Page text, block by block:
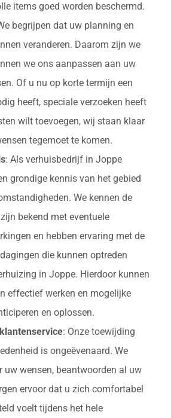
items goed worden beschermd.
begrijpen dat uw planning en
veranderen. Daarom zijn we
we ons aanpassen aan uw
Of u nu op korte termijn een
heeft, speciale verzoeken heeft
wilt toevoegen, wij staan klaar
tegemoet te komen.
: Als verhuisbedrijf in Joppe
grondige kennis van het gebied
We kennen de
bekend met eventuele
en hebben ervaring met de
die kunnen optreden
in Joppe. Hierdoor kunnen
effectief werken en mogelijke
en oplossen.
: Onze toewijding
is ongeëvenaard. We
uw wensen, beantwoorden al uw
ervoor dat u zich comfortabel
voelt tijdens het hele